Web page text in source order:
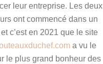
leur entreprise. Les deux
ont commencé dans un
c’est en 2021 que le site
a vu le
le plus grand bonheur des